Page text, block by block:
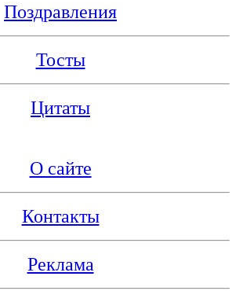
Поздравления
Тосты
Цитаты
О сайте
Контакты
Реклама